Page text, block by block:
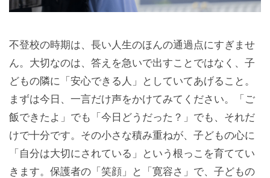
不登校の時期は、長い人生のほんの通過点にすぎませ
ん。大切なのは、答えを急いで出すことではなく、子
どもの隣に「安心できる人」としていてあげること。
まずは今日、一言だけ声をかけてみてください。「ご
飯できたよ」でも「今日どうだった？」でも、それだ
けで十分です。その小さな積み重ねが、子どもの心に
「自分は大切にされている」という根っこを育ててい
きます。保護者の「笑顔」と「寛容さ」で、子どもの